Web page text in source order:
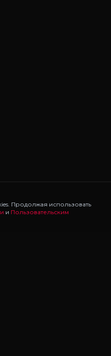
Продолжая использовать
и Пользовательским